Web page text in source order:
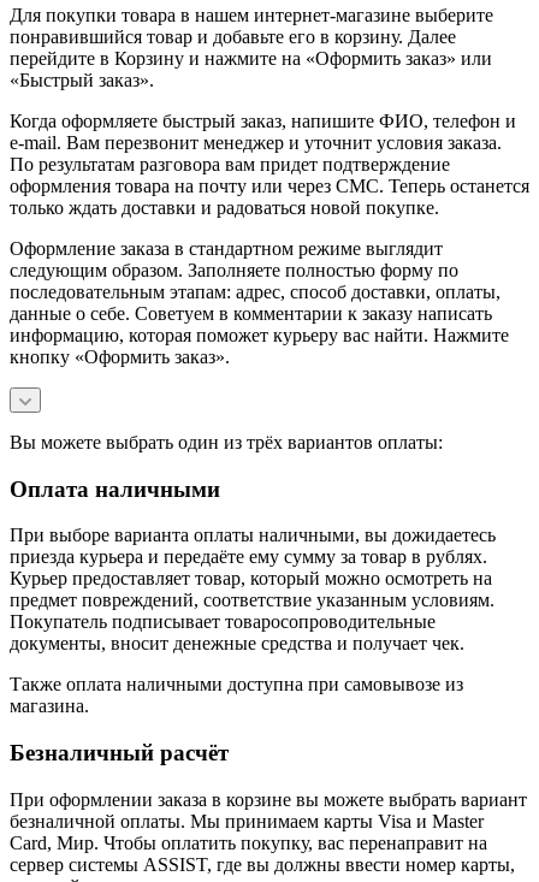
Для покупки товара в нашем интернет-магазине выберите
понравившийся товар и добавьте его в корзину. Далее
перейдите в Корзину и нажмите на «Оформить заказ» или
«Быстрый заказ».
Когда оформляете быстрый заказ, напишите ФИО, телефон и
e-mail. Вам перезвонит менеджер и уточнит условия заказа.
По результатам разговора вам придет подтверждение
оформления товара на почту или через СМС. Теперь останется
только ждать доставки и радоваться новой покупке.
Оформление заказа в стандартном режиме выглядит
следующим образом. Заполняете полностью форму по
последовательным этапам: адрес, способ доставки, оплаты,
данные о себе. Советуем в комментарии к заказу написать
информацию, которая поможет курьеру вас найти. Нажмите
кнопку «Оформить заказ».
Вы можете выбрать один из трёх вариантов оплаты:
Оплата наличными
При выборе варианта оплаты наличными, вы дожидаетесь
приезда курьера и передаёте ему сумму за товар в рублях.
Курьер предоставляет товар, который можно осмотреть на
предмет повреждений, соответствие указанным условиям.
Покупатель подписывает товаросопроводительные
документы, вносит денежные средства и получает чек.
Также оплата наличными доступна при самовывозе из
магазина.
Безналичный расчёт
При оформлении заказа в корзине вы можете выбрать вариант
безналичной оплаты. Мы принимаем карты Visa и Master
Card, Мир. Чтобы оплатить покупку, вас перенаправит на
сервер системы ASSIST, где вы должны ввести номер карты,